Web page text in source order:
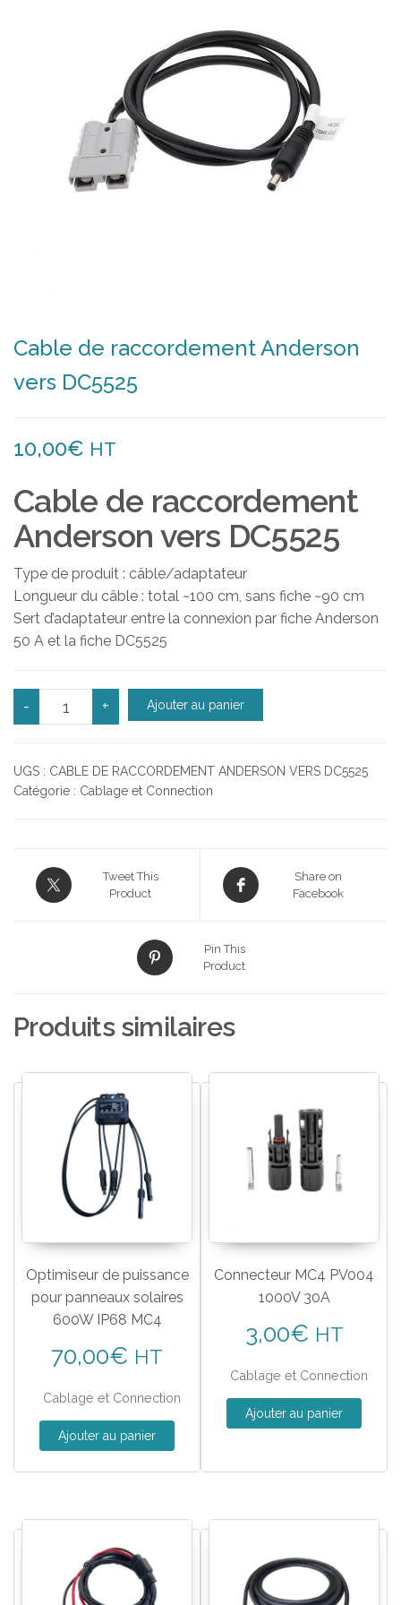
Cable de raccordement Anderson
vers DC5525
10,00€ HT
Cable de raccordement
Anderson vers DC5525
Type de produit : câble/adaptateur
Longueur du câble : total ~100 cm, sans fiche ~90 cm
Sert d’adaptateur entre la connexion par fiche Anderson
50 A et la fiche DC5525
- quantité de Cable de raccordement Anderson vers
+ Ajouter au panier
UGS : CABLE DE RACCORDEMENT ANDERSON VERS DC5525
Catégorie : Cablage et Connection
Tweet This
Product
Share on
Facebook
Pin This
Product
Produits similaires
Optimiseur de puissance
pour panneaux solaires
600W IP68 MC4
70,00€ HT
Cablage et Connection
Ajouter au panier
Connecteur MC4 PV004
1000V 30A
3,00€ HT
Cablage et Connection
Ajouter au panier